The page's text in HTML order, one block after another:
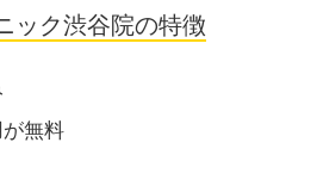
ック渋谷院の特徴
無料